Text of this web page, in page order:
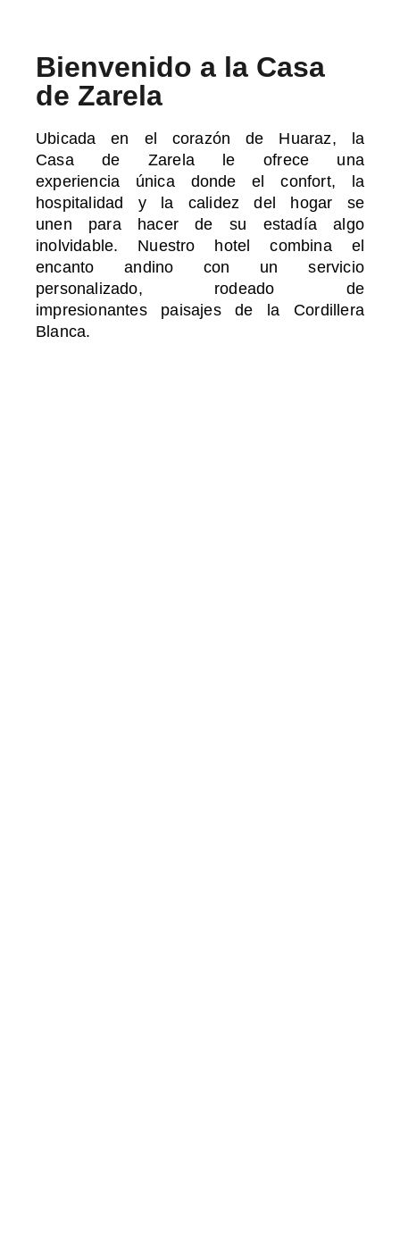
Bienvenido a la Casa
de Zarela
Ubicada en el corazón de Huaraz, la
Casa de Zarela le ofrece una
experiencia única donde el confort, la
hospitalidad y la calidez del hogar se
unen para hacer de su estadía algo
inolvidable. Nuestro hotel combina el
encanto andino con un servicio
personalizado, rodeado de
impresionantes paisajes de la Cordillera
Blanca.